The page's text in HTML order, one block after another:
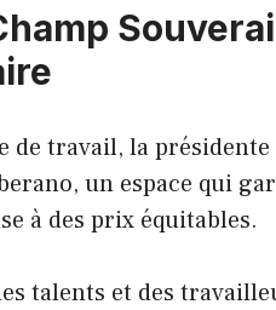
de travail, la
un espace qui
à des prix équitables.
talents et des